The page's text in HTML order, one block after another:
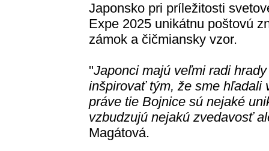
Japonsko pri príležitosti
Expe 2025 unikátnu poštovú
zámok a čičmiansky vzor.
"Japonci majú veľmi radi
inšpirovať tým, že sme hľadali
práve tie Bojnice sú nejaké
vzbudzujú nejakú zvedavosť
Magátová.